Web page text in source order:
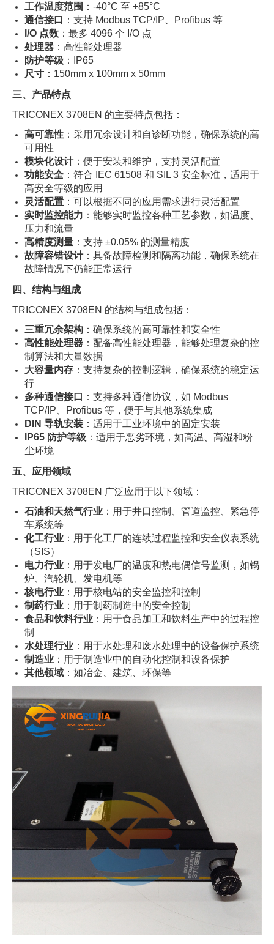
工作温度范围 ：-40°C 至 +85°C
通信接口
：支持 Modbus TCP/IP、Profibus 等
I/O 点数 ：最多 4096 个 I/O 点
处理器 ：高性能处理器
防护等级 ：IP65
尺寸 ：150mm x 100mm x 50mm
三、产品特点
TRICONEX 3708EN 的主要特点包括：
高可靠性 ：采用冗余设计和自诊断功能，确保系统的高
可用性
模块化设计：便于安装和维护，支持灵活配置
功能安全 ：符合 IEC 61508 和 SIL 3 安全标准，适用于
高安全等级的应用
灵活配置 ：可以根据不同的应用需求进行灵活配置
实时监控能力 ：能够实时监控各种工艺参数，如温度、
压力和流量
高精度测量 ：支持 ±0.05% 的测量精度
故障容错设计：具备故障检测和隔离功能，确保系统在
故障情况下仍能正常运行
四、结构与组成
TRICONEX 3708EN 的结构与组成包括：
三重冗余架构 ：确保系统的高可靠性和安全性
高性能处理器 ：配备高性能处理器，能够处理复杂的控
制算法和大量数据
大容量内存 ：支持复杂的控制逻辑，确保系统的稳定运
行
多种通信接口
：支持多种通信协议，如 Modbus
TCP/IP、Profibus 等，便于与其他系统集成
DIN 导轨安装 ：适用于工业环境中的固定安装
IP65 防护等级 ：适用于恶劣环境，如高温、高湿和粉
尘环境
五、应用领域
TRICONEX 3708EN 广泛应用于以下领域：
石油和天然气行业 ：用于井口控制、管道监控、紧急停
车系统等
化工行业 ：用于化工厂的连续过程监控和安全仪表系统
（SIS）
电力行业 ：用于发电厂的温度和热电偶信号监测，如锅
炉、汽轮机、发电机等
核电行业 ：用于核电站的安全监控和控制
制药行业 ：用于制药制造中的安全控制
食品和饮料行业 ：用于食品加工和饮料生产中的过程控
制
水处理行业 ：用于水处理和废水处理中的设备保护系统
制造业 ：用于制造业中的自动化控制和设备保护
其他领域 ：如冶金、建筑、环保等